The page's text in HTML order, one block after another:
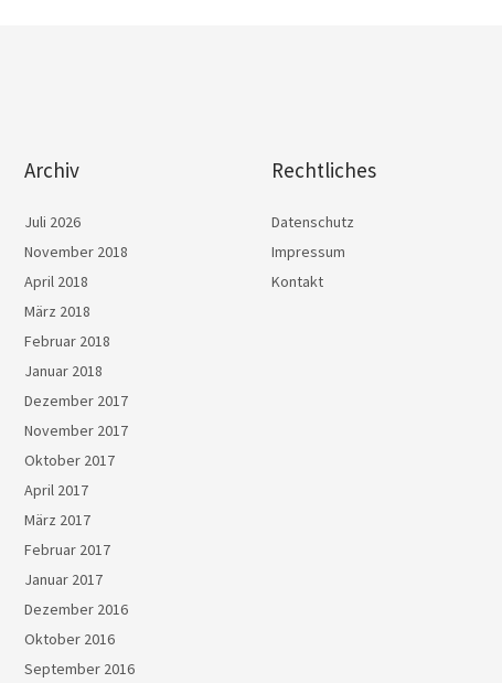
Archiv
Juli 2026
November 2018
April 2018
März 2018
Februar 2018
Januar 2018
Dezember 2017
November 2017
Oktober 2017
April 2017
März 2017
Februar 2017
Januar 2017
Dezember 2016
Oktober 2016
September 2016
Rechtliches
Datenschutz
Impressum
Kontakt